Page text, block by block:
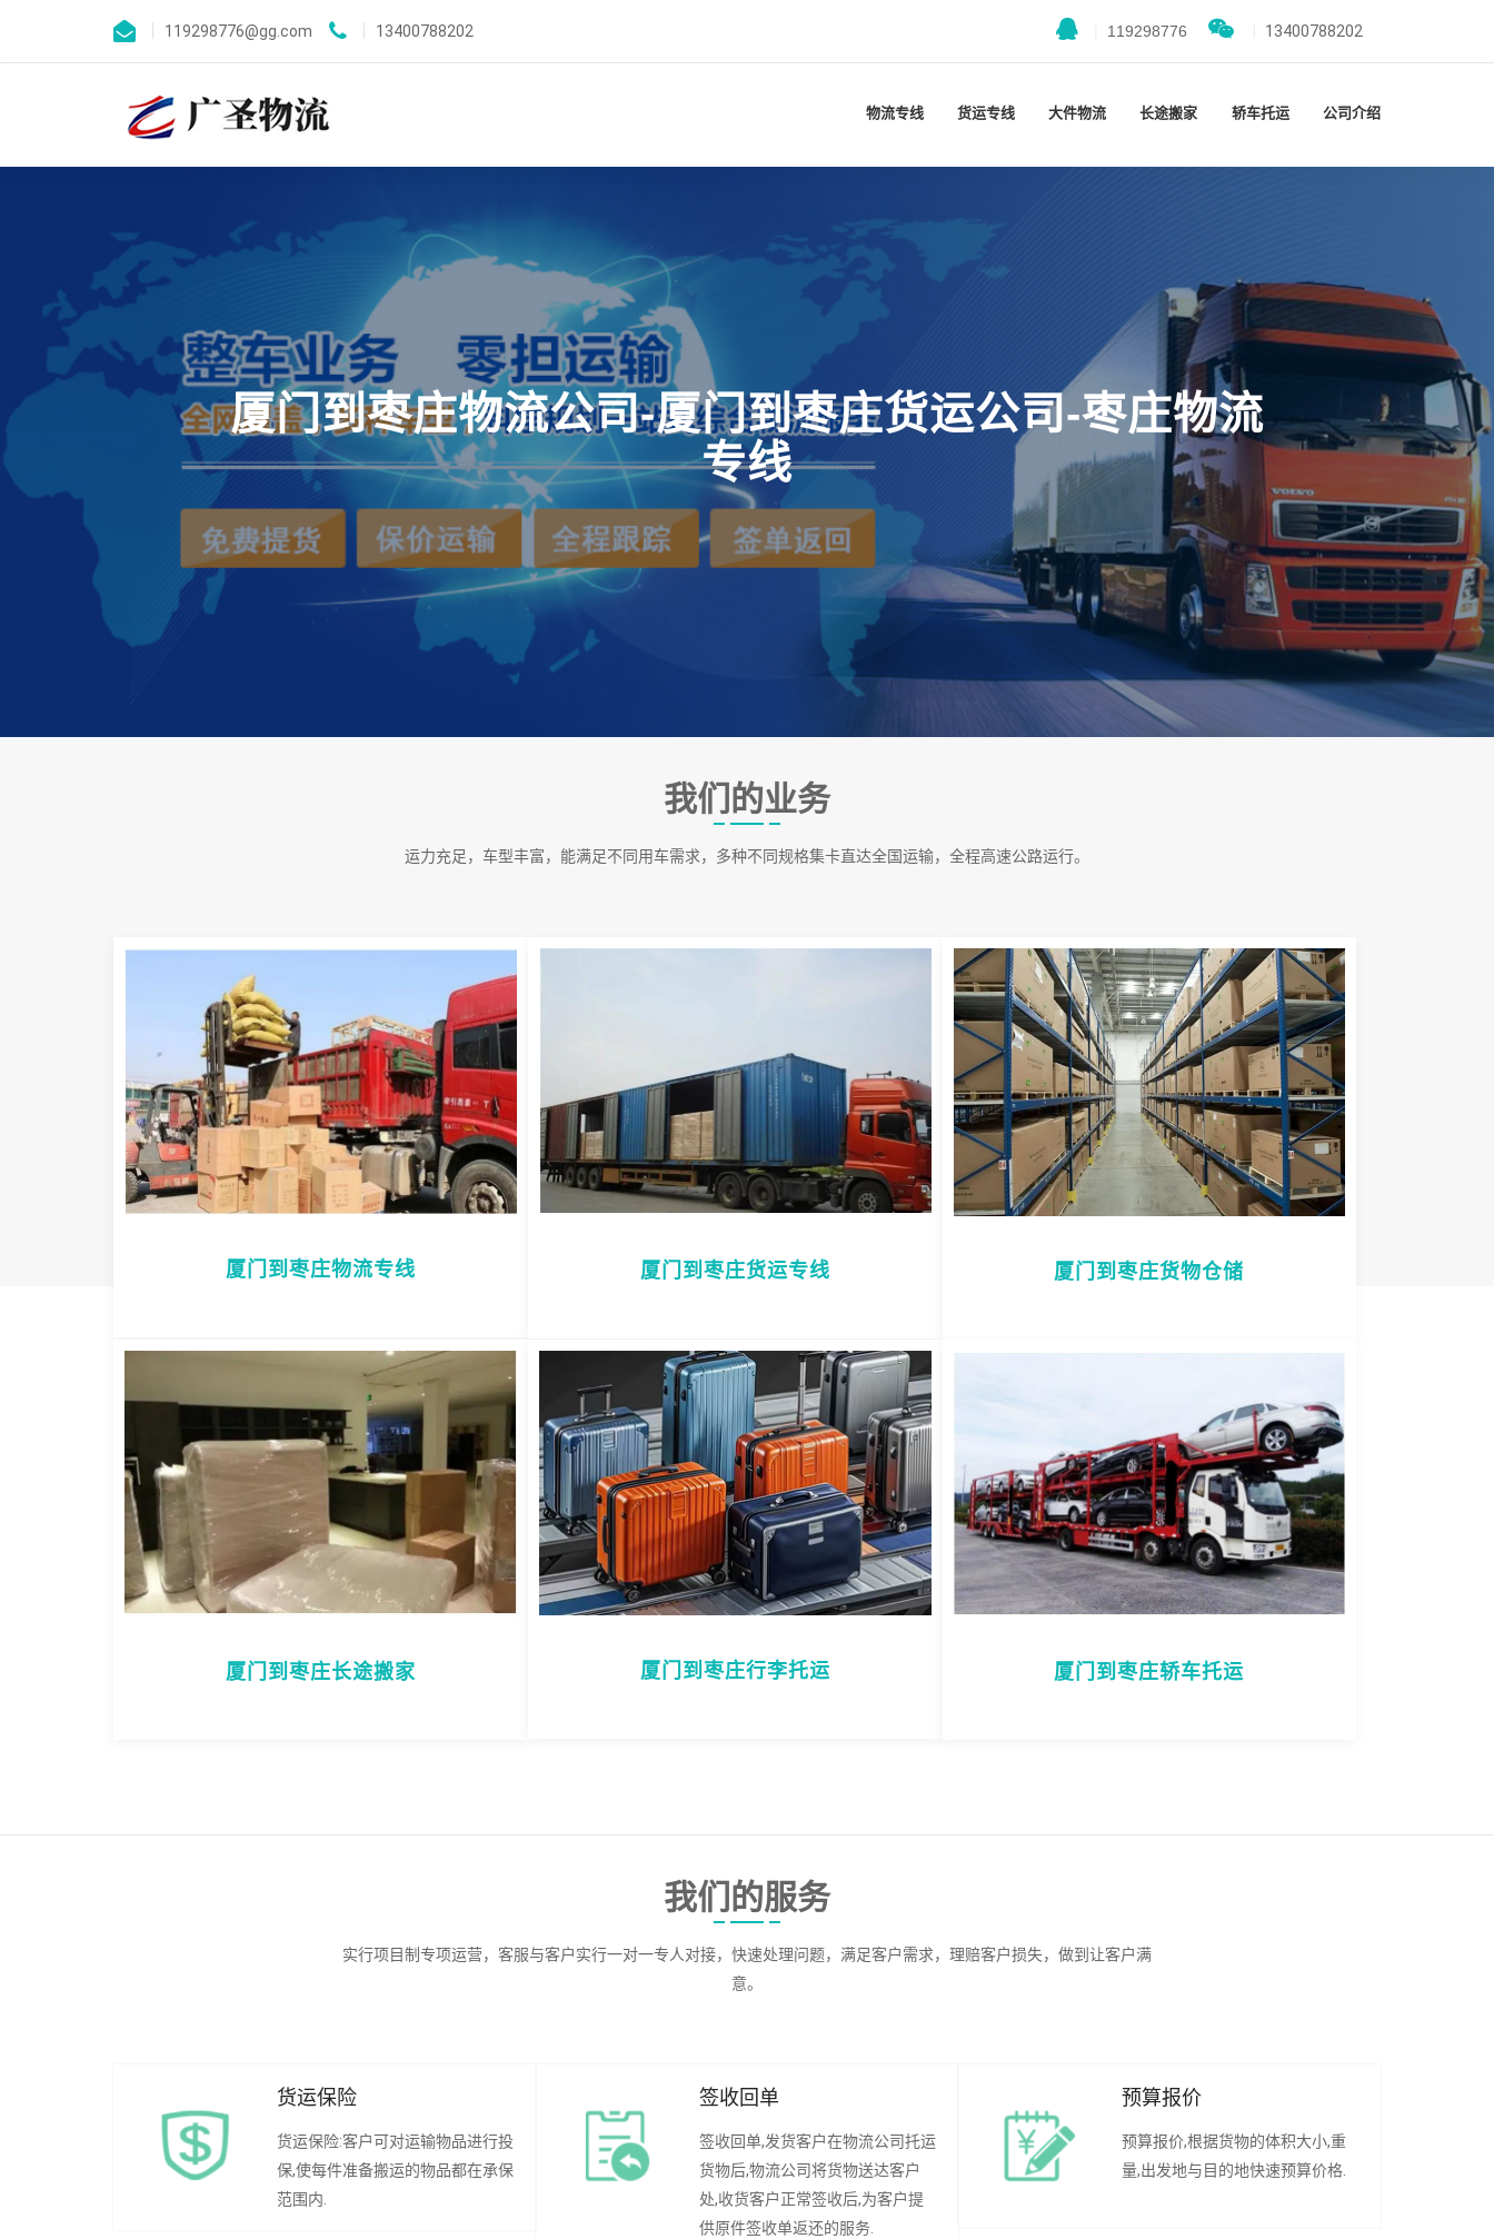
119298776@gg.com 13400788202 119298776 13400788202
物流专线 货运专线 大件物流 长途搬家 轿车托运 公司介绍
厦门到枣庄物流公司-厦门到枣庄货运公司-枣庄物流
专线
我们的业务
运力充足，车型丰富，能满足不同用车需求，多种不同规格集卡直达全国运输，全程高速公路运行。
厦门到枣庄物流专线 厦门到枣庄货运专线 厦门到枣庄货物仓储
厦门到枣庄长途搬家 厦门到枣庄行李托运 厦门到枣庄轿车托运
我们的服务
实行项目制专项运营，客服与客户实行一对一专人对接，快速处理问题，满足客户需求，理赔客户损失，做到让客户满
意。
货运保险
货运保险:客户可对运输物品进行投
保,使每件准备搬运的物品都在承保
范围内.
签收回单
签收回单,发货客户在物流公司托运
货物后,物流公司将货物送达客户
处,收货客户正常签收后,为客户提
供原件签收单返还的服务.
预算报价
预算报价,根据货物的体积大小,重
量,出发地与目的地快速预算价格.